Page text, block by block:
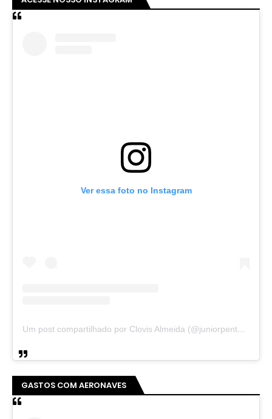
Ver essa foto no Instagram
Um post compartilhado por Clovis Almeida (@juniorpentecoste01)
GASTOS COM AERONAVES